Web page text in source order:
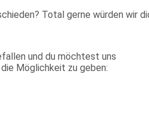
Total gerne würden wir
und du möchtest uns
Möglichkeit zu geben: